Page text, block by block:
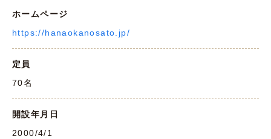
ホームページ
https://hanaokanosato.jp/
定員
70名
開設年月日
2000/4/1